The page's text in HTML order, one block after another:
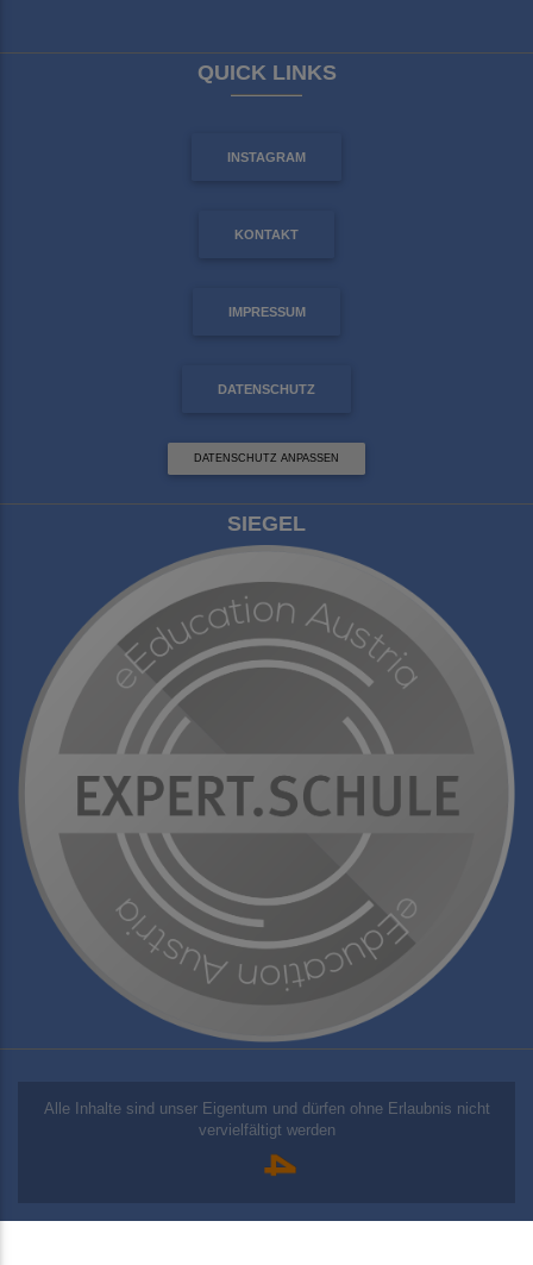
QUICK LINKS
INSTAGRAM
KONTAKT
IMPRESSUM
DATENSCHUTZ
DATENSCHUTZ ANPASSEN
SIEGEL
Alle Inhalte sind unser Eigentum und dürfen ohne Erlaubnis nicht
vervielfältigt werden